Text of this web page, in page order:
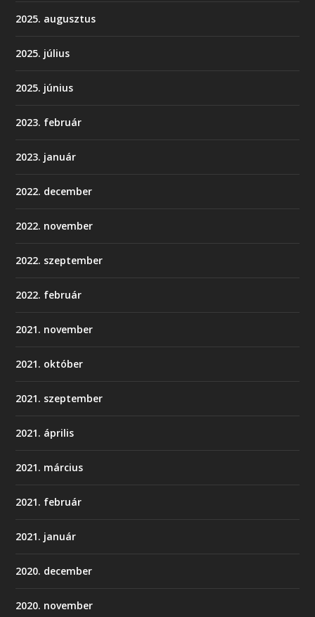
2025. augusztus
2025. július
2025. június
2023. február
2023. január
2022. december
2022. november
2022. szeptember
2022. február
2021. november
2021. október
2021. szeptember
2021. április
2021. március
2021. február
2021. január
2020. december
2020. november